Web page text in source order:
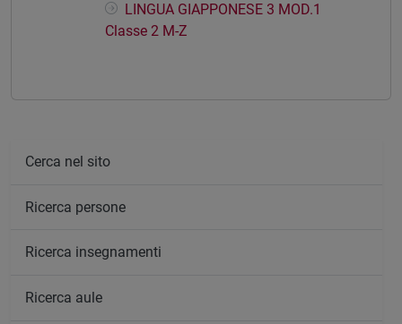
LINGUA GIAPPONESE 3 MOD.1
Classe 2 M-Z
Cerca nel sito
Ricerca persone
Ricerca insegnamenti
Ricerca aule